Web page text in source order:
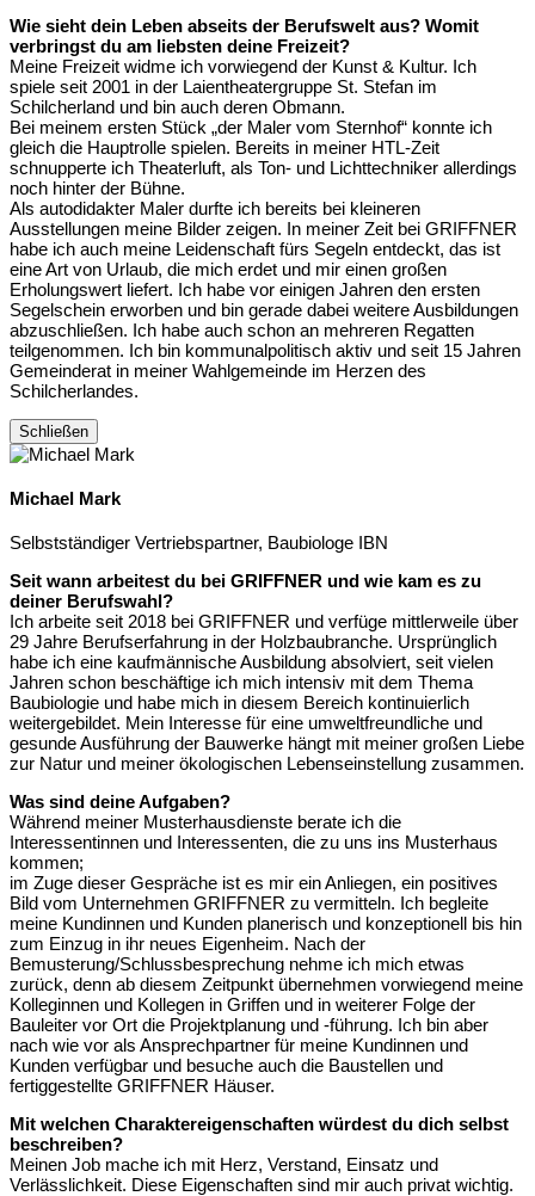
Wie sieht dein Leben abseits der Berufswelt aus? Womit
verbringst du am liebsten deine Freizeit?
Meine Freizeit widme ich vorwiegend der Kunst & Kultur. Ich
spiele seit 2001 in der Laientheatergruppe St. Stefan im
Schilcherland und bin auch deren Obmann.
Bei meinem ersten Stück „der Maler vom Sternhof“ konnte ich
gleich die Hauptrolle spielen. Bereits in meiner HTL-Zeit
schnupperte ich Theaterluft, als Ton- und Lichttechniker allerdings
noch hinter der Bühne.
Als autodidakter Maler durfte ich bereits bei kleineren
Ausstellungen meine Bilder zeigen. In meiner Zeit bei GRIFFNER
habe ich auch meine Leidenschaft fürs Segeln entdeckt, das ist
eine Art von Urlaub, die mich erdet und mir einen großen
Erholungswert liefert. Ich habe vor einigen Jahren den ersten
Segelschein erworben und bin gerade dabei weitere Ausbildungen
abzuschließen. Ich habe auch schon an mehreren Regatten
teilgenommen. Ich bin kommunalpolitisch aktiv und seit 15 Jahren
Gemeinderat in meiner Wahlgemeinde im Herzen des
Schilcherlandes.
Schließen
Michael Mark
Selbstständiger Vertriebspartner, Baubiologe IBN
Seit wann arbeitest du bei GRIFFNER und wie kam es zu
deiner Berufswahl?
Ich arbeite seit 2018 bei GRIFFNER und verfüge mittlerweile über
29 Jahre Berufserfahrung in der Holzbaubranche. Ursprünglich
habe ich eine kaufmännische Ausbildung absolviert, seit vielen
Jahren schon beschäftige ich mich intensiv mit dem Thema
Baubiologie und habe mich in diesem Bereich kontinuierlich
weitergebildet. Mein Interesse für eine umweltfreundliche und
gesunde Ausführung der Bauwerke hängt mit meiner großen Liebe
zur Natur und meiner ökologischen Lebenseinstellung zusammen.
Was sind deine Aufgaben?
Während meiner Musterhausdienste berate ich die
Interessentinnen und Interessenten, die zu uns ins Musterhaus
kommen;
im Zuge dieser Gespräche ist es mir ein Anliegen, ein positives
Bild vom Unternehmen GRIFFNER zu vermitteln. Ich begleite
meine Kundinnen und Kunden planerisch und konzeptionell bis hin
zum Einzug in ihr neues Eigenheim. Nach der
Bemusterung/Schlussbesprechung nehme ich mich etwas
zurück, denn ab diesem Zeitpunkt übernehmen vorwiegend meine
Kolleginnen und Kollegen in Griffen und in weiterer Folge der
Bauleiter vor Ort die Projektplanung und -führung. Ich bin aber
nach wie vor als Ansprechpartner für meine Kundinnen und
Kunden verfügbar und besuche auch die Baustellen und
fertiggestellte GRIFFNER Häuser.
Mit welchen Charaktereigenschaften würdest du dich selbst
beschreiben?
Meinen Job mache ich mit Herz, Verstand, Einsatz und
Verlässlichkeit. Diese Eigenschaften sind mir auch privat wichtig.